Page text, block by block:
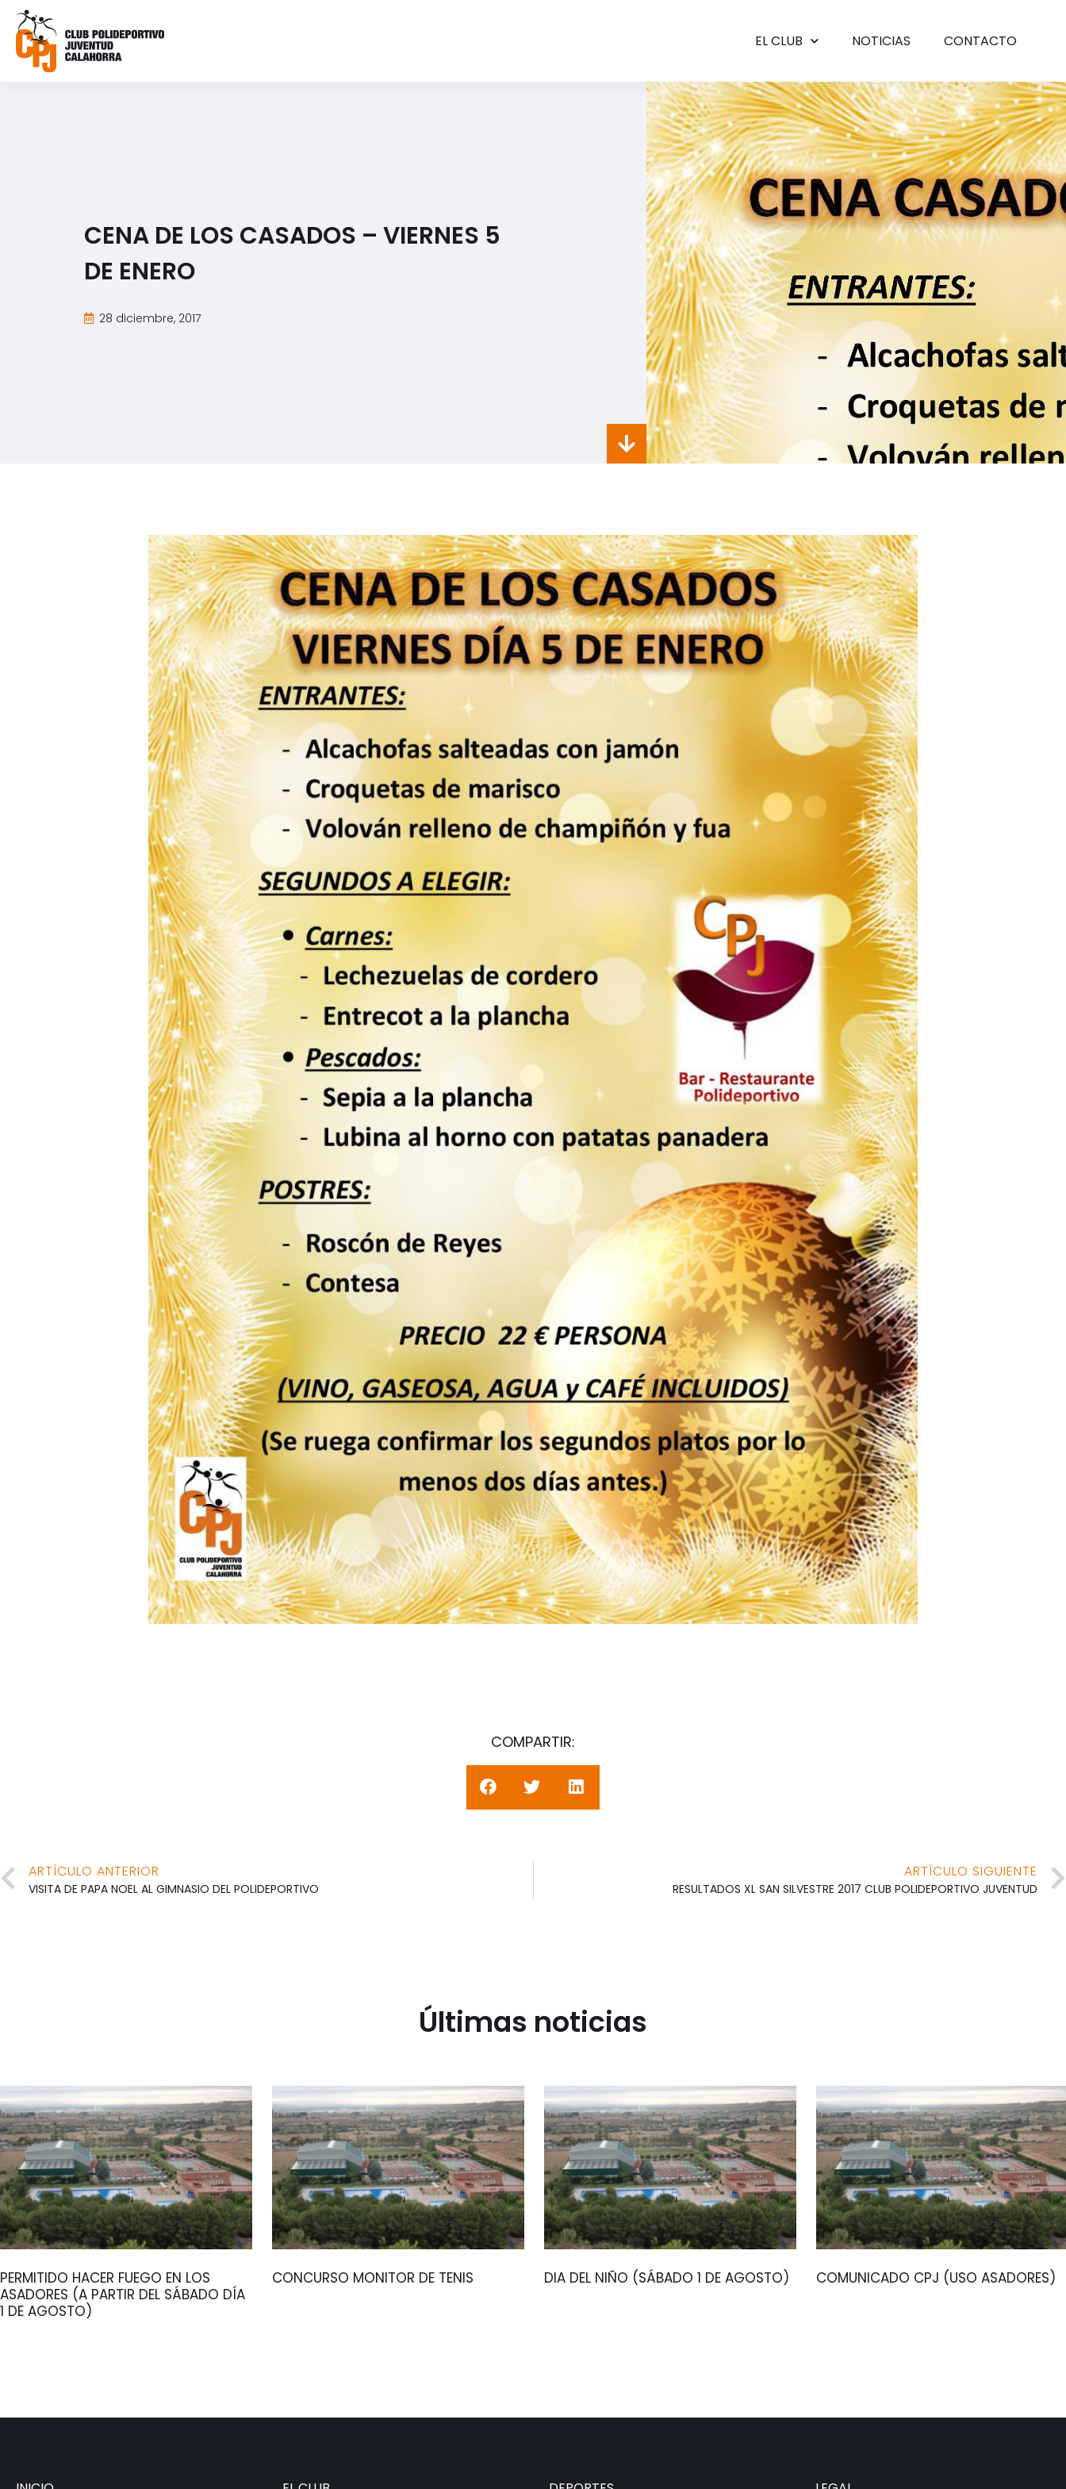
EL CLUB NOTICIAS CONTACTO
CENA DE LOS CASADOS – VIERNES 5
DE ENERO
28 diciembre, 2017
COMPARTIR:
ARTÍCULO ANTERIOR
VISITA DE PAPA NOEL AL GIMNASIO DEL POLIDEPORTIVO
ARTÍCULO SIGUIENTE
RESULTADOS XL SAN SILVESTRE 2017 CLUB POLIDEPORTIVO JUVENTUD
Últimas noticias
PERMITIDO HACER FUEGO EN LOS
ASADORES (A PARTIR DEL SÁBADO DÍA
1 DE AGOSTO)
CONCURSO MONITOR DE TENIS DIA DEL NIÑO (SÁBADO 1 DE AGOSTO) COMUNICADO CPJ (USO ASADORES)